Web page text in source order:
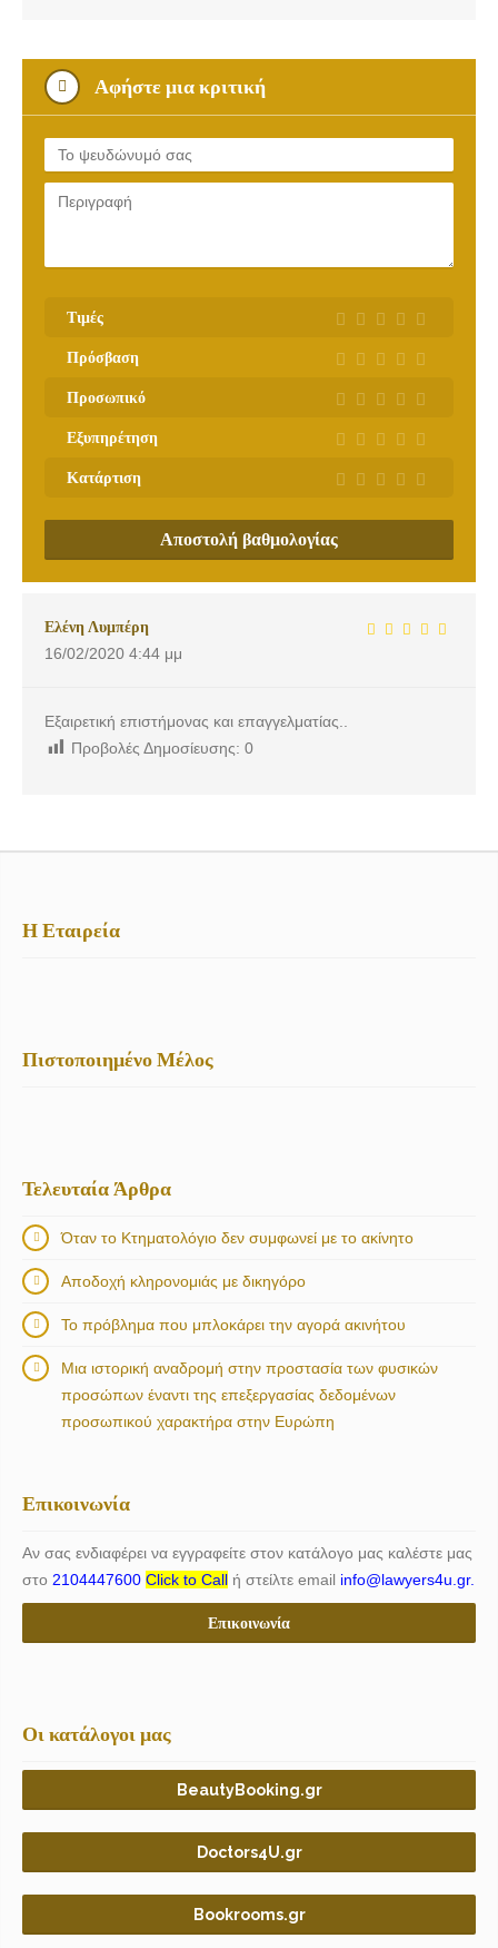
Αφήστε μια κριτική
Τιμές
Πρόσβαση
Προσωπικό
Εξυπηρέτηση
Κατάρτιση
Αποστολή βαθμολογίας
Ελένη Λυμπέρη
16/02/2020 4:44 μμ
Εξαιρετική επιστήμονας και επαγγελματίας..
Προβολές Δημοσίευσης: 0
Η Εταιρεία
Πιστοποιημένο Μέλος
Τελευταία Άρθρα
Όταν το Κτηματολόγιο δεν συμφωνεί με το ακίνητο
Αποδοχή κληρονομιάς με δικηγόρο
Το πρόβλημα που μπλοκάρει την αγορά ακινήτου
Μια ιστορική αναδρομή στην προστασία των φυσικών
προσώπων έναντι της επεξεργασίας δεδομένων
προσωπικού χαρακτήρα στην Ευρώπη
Επικοινωνία
Αν σας ενδιαφέρει να εγγραφείτε στον κατάλογο μας καλέστε μας
στο 2104447600 Click to Call ή στείλτε email info@lawyers4u.gr.
Επικοινωνία
Οι κατάλογοι μας
BeautyBooking.gr
Doctors4U.gr
Bookrooms.gr